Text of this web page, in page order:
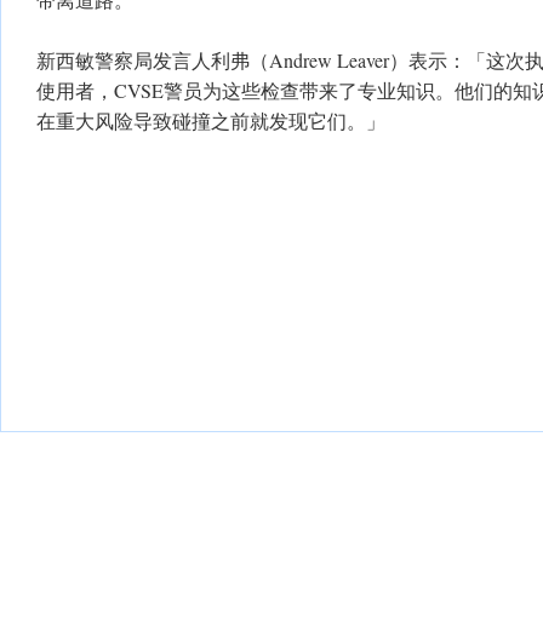
新西敏警察局发言人利弗（Andrew Leaver）表示：「这次
使用者，CVSE警员为这些检查带来了专业知识。他们的知
在重大风险导致碰撞之前就发现它们。」